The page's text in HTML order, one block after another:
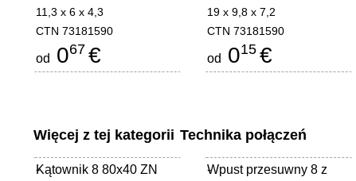
11,3 x 6 x 4,3
CTN 73181590
od 067 €
19 x 9,8 x 7,2
CTN 73181590
od 015 €
Więcej z tej kategorii Technika połączeń
Kątownik 8 80x40 ZN
-
Wpust przesuwny 8 z
-